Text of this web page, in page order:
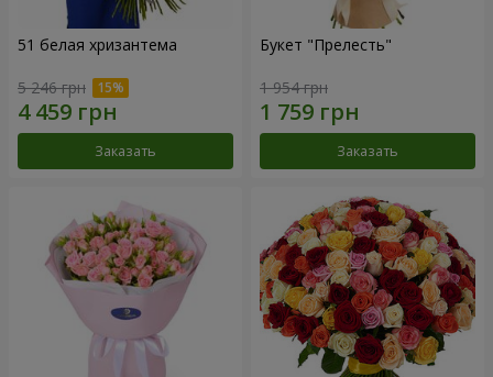
51 белая хризантема
5 246 грн
Заказать
Букет "Прелесть"
1 954 грн
Заказать